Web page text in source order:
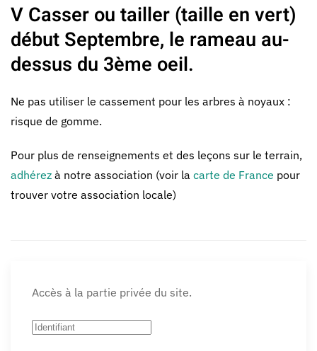
V Casser ou tailler (taille en vert)
début Septembre, le rameau au-
dessus du 3ème oeil.
Ne pas utiliser le cassement pour les arbres à noyaux :
risque de gomme.
Pour plus de renseignements et des leçons sur le terrain,
adhérez à notre association (voir la carte de France pour
trouver votre association locale)
Accès à la partie privée du site.